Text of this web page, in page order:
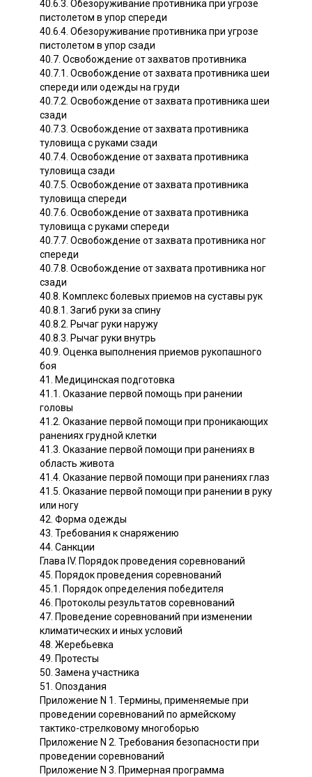
40.6.3. Обезоруживание противника при угрозе
пистолетом в упор спереди
40.6.4. Обезоруживание противника при угрозе
пистолетом в упор сзади
40.7. Освобождение от захватов противника
40.7.1. Освобождение от захвата противника шеи
спереди или одежды на груди
40.7.2. Освобождение от захвата противника шеи
сзади
40.7.3. Освобождение от захвата противника
туловища с руками сзади
40.7.4. Освобождение от захвата противника
туловища сзади
40.7.5. Освобождение от захвата противника
туловища спереди
40.7.6. Освобождение от захвата противника
туловища с руками спереди
40.7.7. Освобождение от захвата противника ног
спереди
40.7.8. Освобождение от захвата противника ног
сзади
40.8. Комплекс болевых приемов на суставы рук
40.8.1. Загиб руки за спину
40.8.2. Рычаг руки наружу
40.8.3. Рычаг руки внутрь
40.9. Оценка выполнения приемов рукопашного
боя
41. Медицинская подготовка
41.1. Оказание первой помощь при ранении
головы
41.2. Оказание первой помощи при проникающих
ранениях грудной клетки
41.3. Оказание первой помощи при ранениях в
область живота
41.4. Оказание первой помощи при ранениях глаз
41.5. Оказание первой помощи при ранении в руку
или ногу
42. Форма одежды
43. Требования к снаряжению
44. Санкции
Глава IV. Порядок проведения соревнований
45. Порядок проведения соревнований
45.1. Порядок определения победителя
46. Протоколы результатов соревнований
47. Проведение соревнований при изменении
климатических и иных условий
48. Жеребьевка
49. Протесты
50. Замена участника
51. Опоздания
Приложение N 1. Термины, применяемые при
проведении соревнований по армейскому
тактико-стрелковому многоборью
Приложение N 2. Требования безопасности при
проведении соревнований
Приложение N 3. Примерная программа